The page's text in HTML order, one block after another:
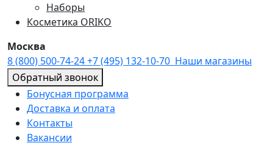
Наборы
Косметика ORIKO
Москва
8 (800) 500-74-24+7 (495) 132-10-70 Наши магазины
Обратный звонок
Бонусная программа
Доставка и оплата
Контакты
Вакансии